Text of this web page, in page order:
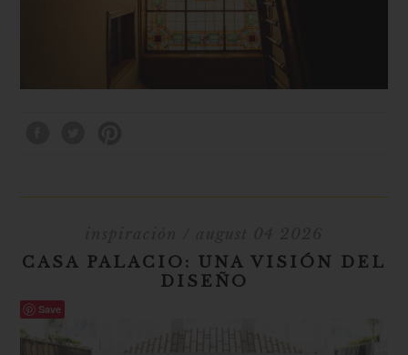
CASA PALACIO: UNA VISIÓN DEL
DISEÑO
Save